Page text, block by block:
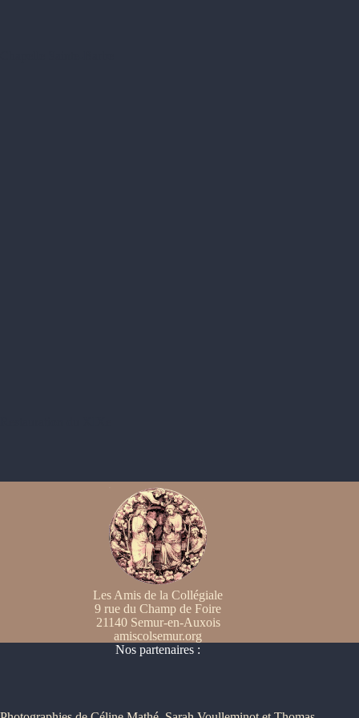
Les Amis de la Collégiale
9 rue du Champ de Foire
21140 Semur-en-Auxois
amiscolsemur.org
Nos partenaires :